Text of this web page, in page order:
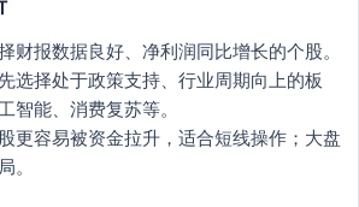
财报数据良好、净利润同比增长的个股。
选择处于政策支持、行业周期向上的板
智能、消费复苏等。
更容易被资金拉升，适合短线操作；大盘
。